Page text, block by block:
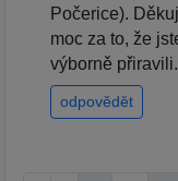
Počerice).
moc za to, že
výborně
odpovědět